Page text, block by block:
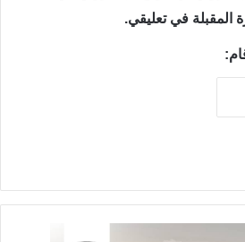
المقبلة في تعليقي.